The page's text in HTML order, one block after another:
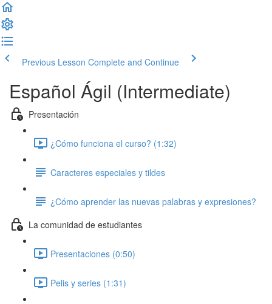
Previous Lesson Complete and Continue
Español Ágil (Intermediate)
Presentación
¿Cómo funciona el curso? (1:32)
Caracteres especiales y tildes
¿Cómo aprender las nuevas palabras y expresiones?
La comunidad de estudiantes
Presentaciones (0:50)
Pelis y series (1:31)